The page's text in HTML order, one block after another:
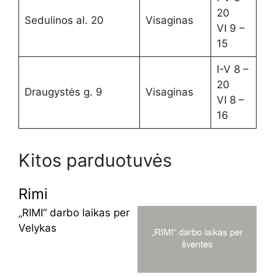
Sedulinos al. 20 Visaginas
20
VI 9 –
15
Draugystės g. 9 Visaginas
I-V 8 –
20
VI 8 –
16
Kitos parduotuvės
Rimi
„RIMI“ darbo laikas per
Velykas